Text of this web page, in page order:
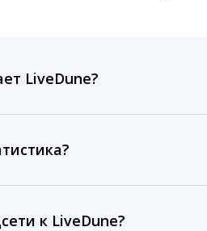
LiveDune?
посты и присылаем
Бизнес отображаются
к LiveDune?